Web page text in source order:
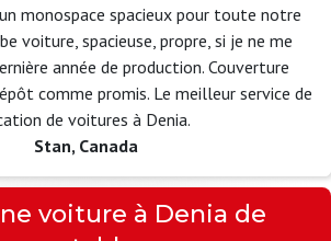
monospace spacieux pour toute notre
voiture, spacieuse, propre, si je ne me
année de production. Couverture
comme promis. Le meilleur service de
de voitures à Denia.
Stan, Canada
voiture à Denia de